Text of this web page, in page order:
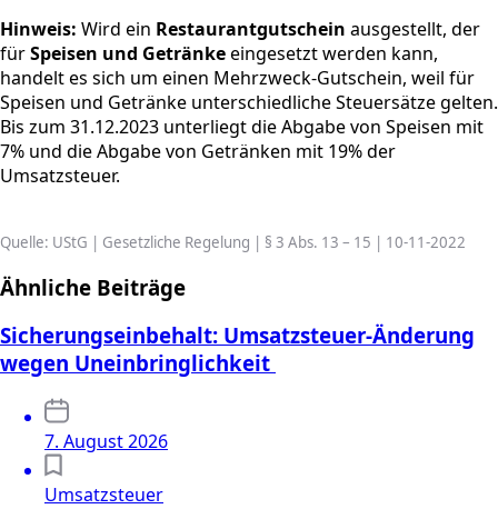
Hinweis: Wird ein Restaurantgutschein ausgestellt, der
fürSpeisen und Getränkeeingesetzt werden kann,
handelt es sich um einen Mehrzweck-Gutschein, weil für
Speisen und Getränke unterschiedliche Steuersätze gelten.
Bis zum 31.12.2023 unterliegt die Abgabe von Speisen mit
7% und die Abgabe von Getränken mit 19% der
Umsatzsteuer.
Quelle: UStG | Gesetzliche Regelung | § 3 Abs. 13 – 15 | 10-11-2022
Ähnliche Beiträge
Sicherungseinbehalt: Umsatzsteuer-Änderung
wegen Uneinbringlichkeit
7. August 2026
Umsatzsteuer